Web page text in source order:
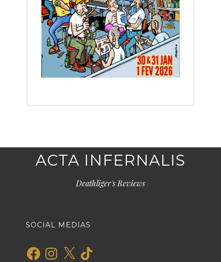
ACTA INFERNALIS
Deathliger's Reviews
SOCIAL MEDIAS
FacebookInstagram
X TikTok